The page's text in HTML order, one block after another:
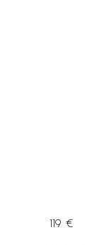
119 €